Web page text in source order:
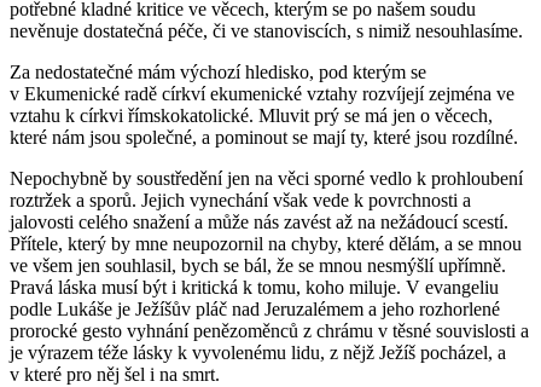
potřebné kladné kritice ve věcech, kterým se po našem soudu
nevěnuje dostatečná péče, či ve stanoviscích, s nimiž nesouhlasíme.
Za nedostatečné mám výchozí hledisko, pod kterým se
v Ekumenické radě církví ekumenické vztahy rozvíjejí zejména ve
vztahu k církvi římskokatolické. Mluvit prý se má jen o věcech,
které nám jsou společné, a pominout se mají ty, které jsou rozdílné.
Nepochybně by soustředění jen na věci sporné vedlo k prohloubení
roztržek a sporů. Jejich vynechání však vede k povrchnosti a
jalovosti celého snažení a může nás zavést až na nežádoucí scestí.
Přítele, který by mne neupozornil na chyby, které dělám, a se mnou
ve všem jen souhlasil, bych se bál, že se mnou nesmýšlí upřímně.
Pravá láska musí být i kritická k tomu, koho miluje. V evangeliu
podle Lukáše je Ježíšův pláč nad Jeruzalémem a jeho rozhorlené
prorocké gesto vyhnání penězoměnců z chrámu v těsné souvislosti a
je výrazem téže lásky k vyvolenému lidu, z nějž Ježíš pocházel, a
v které pro něj šel i na smrt.